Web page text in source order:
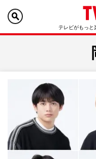
テレビがもっと